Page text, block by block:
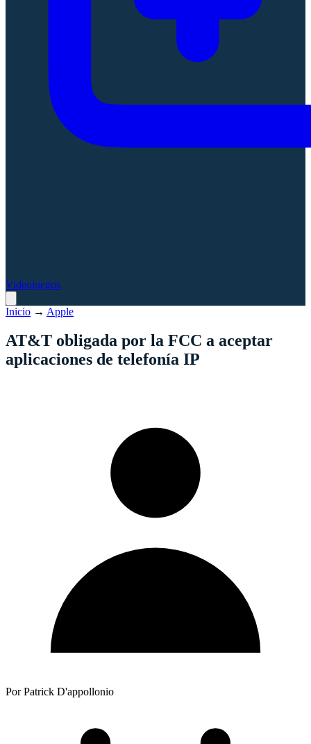
Videojuegos
Inicio → Apple
AT&T obligada por la FCC a aceptar
aplicaciones de telefonía IP
Por Patrick D'appollonio